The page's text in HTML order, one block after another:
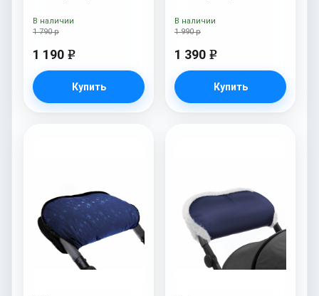
Grey
1 790 р
1 190 e
Купить
В наличии
1 990 р
1 390 e
Купить
В наличии